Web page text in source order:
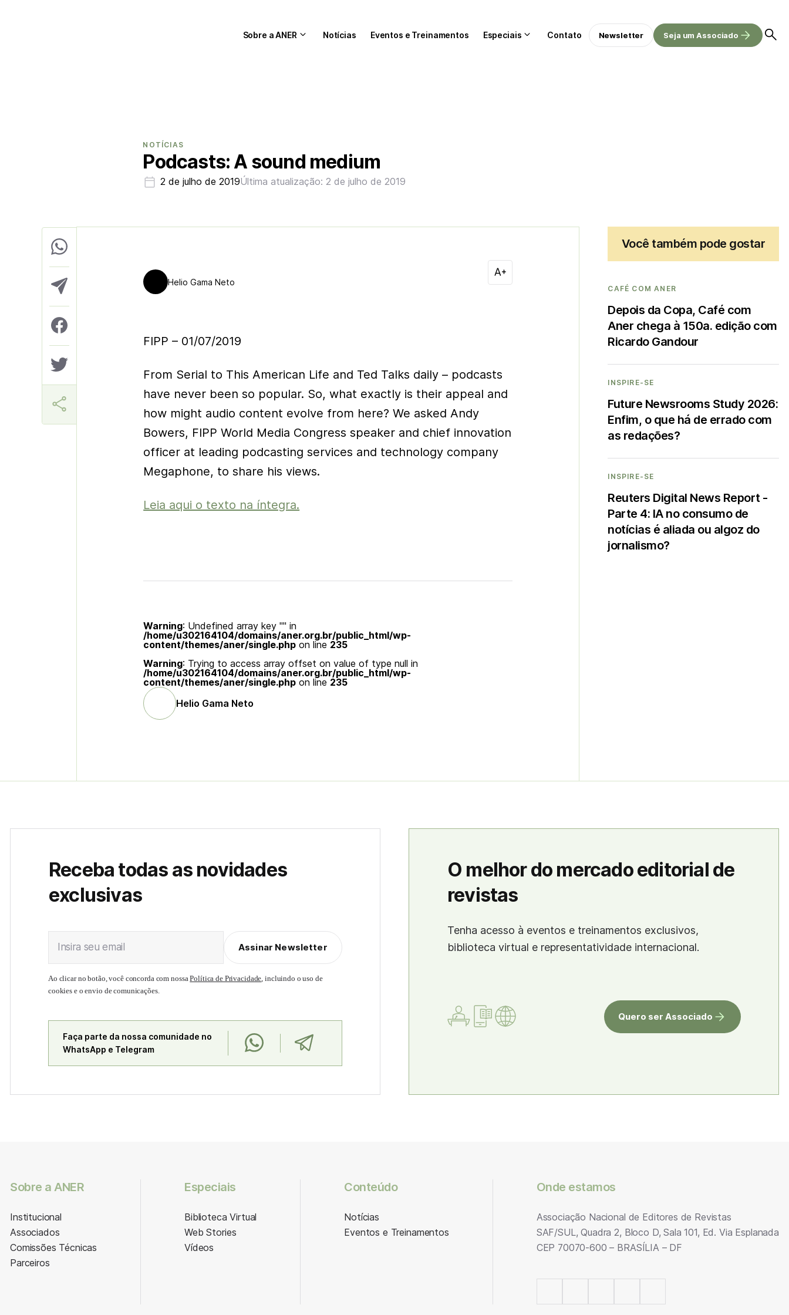
Sobre a ANER Notícias Eventos e Treinamentos Especiais Contato Newsletter Seja um Associado
NOTÍCIAS
Podcasts: A sound medium
2 de julho de 2019Última atualização: 2 de julho de 2019
Helio Gama Neto
FIPP – 01/07/2019
From Serial to This American Life and Ted Talks daily – podcasts
have never been so popular. So, what exactly is their appeal and
how might audio content evolve from here? We asked Andy
Bowers, FIPP World Media Congress speaker and chief innovation
officer at leading podcasting services and technology company
Megaphone, to share his views.
Leia aqui o texto na íntegra.
Warning: Undefined array key "" in
/home/u302164104/domains/aner.org.br/public_html/wp-
content/themes/aner/single.php on line 235
Warning: Trying to access array offset on value of type null in
/home/u302164104/domains/aner.org.br/public_html/wp-
content/themes/aner/single.php on line 235
Helio Gama Neto
Você também pode gostar
CAFÉ COM ANER
Depois da Copa, Café com
Aner chega à 150a. edição com
Ricardo Gandour
INSPIRE-SE
Future Newsrooms Study 2026:
Enfim, o que há de errado com
as redações?
INSPIRE-SE
Reuters Digital News Report -
Parte 4: IA no consumo de
notícias é aliada ou algoz do
jornalismo?
Receba todas as novidades
exclusivas
Insira seu email Assinar Newsletter
Ao clicar no botão, você concorda com nossaPolítica de Privacidade, incluindo o uso de
cookies e o envio de comunicações.
Faça parte da nossa comunidade no
WhatsApp e Telegram
O melhor do mercado editorial de
revistas
Tenha acesso à eventos e treinamentos exclusivos,
biblioteca virtual e representatividade internacional.
Quero ser Associado
Sobre a ANER
Institucional
Associados
Comissões Técnicas
Parceiros
Especiais
Biblioteca Virtual
Web Stories
Vídeos
Conteúdo
Notícias
Eventos e Treinamentos
Onde estamos
Associação Nacional de Editores de Revistas
SAF/SUL, Quadra 2, Bloco D, Sala 101, Ed. Via Esplanada
CEP 70070-600 – BRASÍLIA – DF